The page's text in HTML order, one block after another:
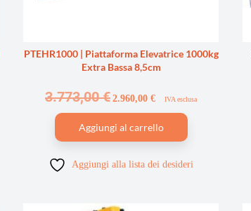
PTEHR1000 | Piattaforma Elevatrice 1000kg
Extra Bassa 8,5cm
3.773,00€ 2.960,00€ IVA esclusa
Aggiungi al carrello
Aggiungi alla lista dei desideri